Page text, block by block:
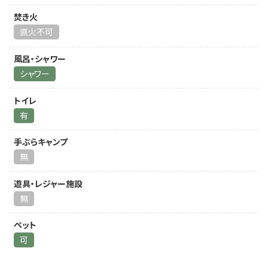
焚き火
直火不可
風呂・シャワー
シャワー
トイレ
有
手ぶらキャンプ
無
遊具・レジャー施設
無
ペット
可